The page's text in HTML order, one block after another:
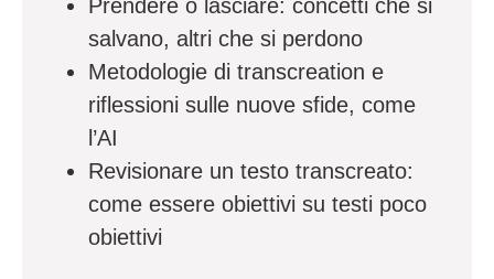
Prendere o lasciare: concetti che si
salvano, altri che si perdono
Metodologie di transcreation e
riflessioni sulle nuove sfide, come
l’AI
Revisionare un testo transcreato:
come essere obiettivi su testi poco
obiettivi